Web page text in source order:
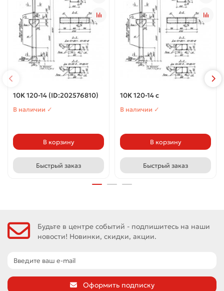
10К 120-14 (ID:202576810)
В наличии ✓
В корзину
Быстрый заказ
10К 120-14 с
В наличии ✓
В корзину
Быстрый заказ
Будьте в центре событий - подпишитесь на наши
новости! Новинки, скидки, акции.
Оформить подписку